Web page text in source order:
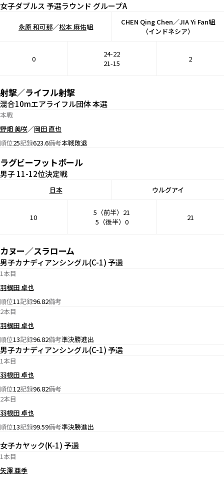
女子ダブルス 予選ラウンド グループA
永原 和可那／松本 麻佑組
CHEN Qing Chen／JIA Yi Fan組
（インドネシア）
0
24-22
21-15
2
射撃／ライフル射撃
混合10mエアライフル団体 本選
本戦
野畑 美咲／岡田 直也
順位25記録623.6備考本戦敗退
ラグビーフットボール
男子 11-12位決定戦
日本 ウルグアイ
10
5（前半）21
5（後半）0
21
カヌー／スラローム
男子カナディアンシングル(C-1) 予選
1本目
羽根田 卓也
順位11記録96.82備考
2本目
羽根田 卓也
順位13記録96.82備考準決勝進出
男子カナディアンシングル(C-1) 予選
1本目
羽根田 卓也
順位12記録96.82備考
2本目
羽根田 卓也
順位13記録99.59備考準決勝進出
女子カヤック(K-1) 予選
1本目
矢澤 亜季